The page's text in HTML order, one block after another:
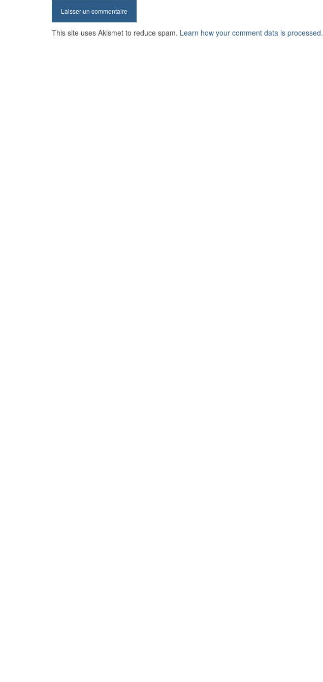
This site uses Akismet to reduce spam. Learn how your comment data is processed.